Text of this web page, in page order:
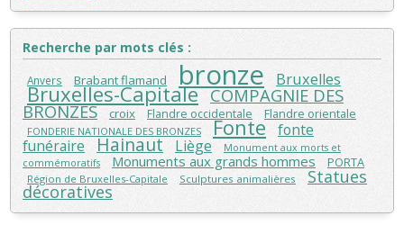
Recherche par mots clés :
Anvers Brabant flamand bronze Bruxelles
Bruxelles-Capitale COMPAGNIE DES
BRONZES croix Flandre occidentale Flandre orientale
FONDERIE NATIONALE DES BRONZES Fonte fonte
funéraire
Hainaut Liège
Monument aux morts et
commémoratifs
Monuments aux grands hommes PORTA
Région de Bruxelles-Capitale Sculptures animalières Statues
décoratives